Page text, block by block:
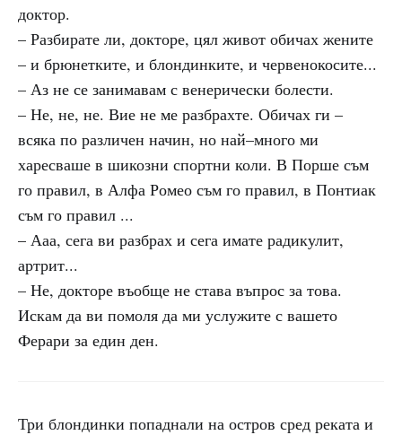
доктор.
– Разбирате ли, докторе, цял живот обичах жените
– и брюнетките, и блондинките, и червенокосите...
– Аз не се занимавам с венерически болести.
– Не, не, не. Вие не ме разбрахте. Обичах ги –
всяка по различен начин, но най–много ми
харесваше в шикозни спортни коли. В Порше съм
го правил, в Алфа Ромео съм го правил, в Понтиак
съм го правил ...
– Ааа, сега ви разбрах и сега имате радикулит,
артрит...
– Не, докторе въобще не става въпрос за това.
Искам да ви помоля да ми услужите с вашето
Ферари за един ден.
Три блондинки попаднали на остров сред реката и